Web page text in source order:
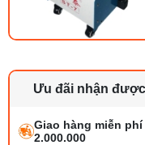
Ưu đãi nhận
Giao hàng miễn
2.000.000